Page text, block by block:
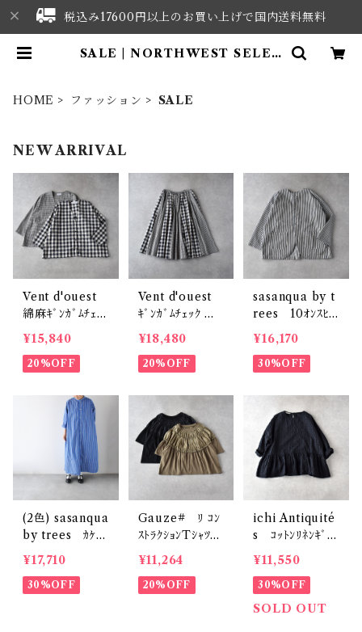
税込み17600円以上のお買い上げで国内送料無料
SALE | NORTHWEST SELEC
HOME ファッション SALE
NEW ARRIVAL
Vent d'ouest
綿麻ｷﾞﾝｶﾞﾑﾁｪｯ
ｸ ﾉｰｶﾗｰｼﾞｬｹｯ
ﾄ VE19621
¥15,840
20%OFF
Vent d'ouest
ｷﾞﾝｶﾞﾑﾁｪｯｸ 切
替ｷﾞｬｻﾞｰｽｶｰﾄ
(ｷﾞﾝｶﾞﾑ小×ｷﾞﾝ
ｶﾞﾑ大) VE176
¥18,480
20%OFF
sasanqua by t
rees 10ｵﾝｽﾋｯ
ｺﾘｰｶﾊﾞｰｼﾞｬｹｯﾄ
(Washed) A
N-319
¥16,170
30%OFF
(2色) sasanqua
by trees ｶｹｱｲ
ﾜﾝﾋﾟｰｽ AN-3
¥17,710
30%OFF
Gauze# ﾘ ｺﾝ
ｽﾄﾗｸｼｮﾝTｼｬﾂ
G1193
¥11,264
20%OFF
ichi Antiquité
s ｺｯﾄﾝﾘﾈﾝｷﾞﾝ
ｶﾞﾑﾁｪｯｸ ﾌﾟﾙｵｰ
ﾊﾞｰﾌﾞﾗｳｽ (ﾌﾞﾗｯ
ｸ) 1101107
¥11,550
30%OFF
SOLD OUT